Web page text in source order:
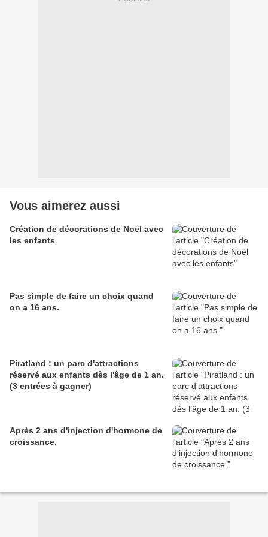
Vous aimerez aussi
Création de décorations de Noël avec
les enfants
Pas simple de faire un choix quand
on a 16 ans.
Piratland : un parc d'attractions
réservé aux enfants dès l'âge de 1 an.
(3 entrées à gagner)
Après 2 ans d'injection d'hormone de
croissance.